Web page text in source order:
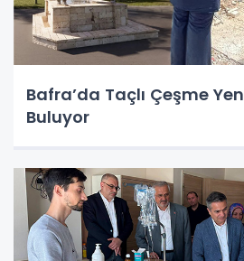
Bafra’da Taçlı Çeşme
Buluyor